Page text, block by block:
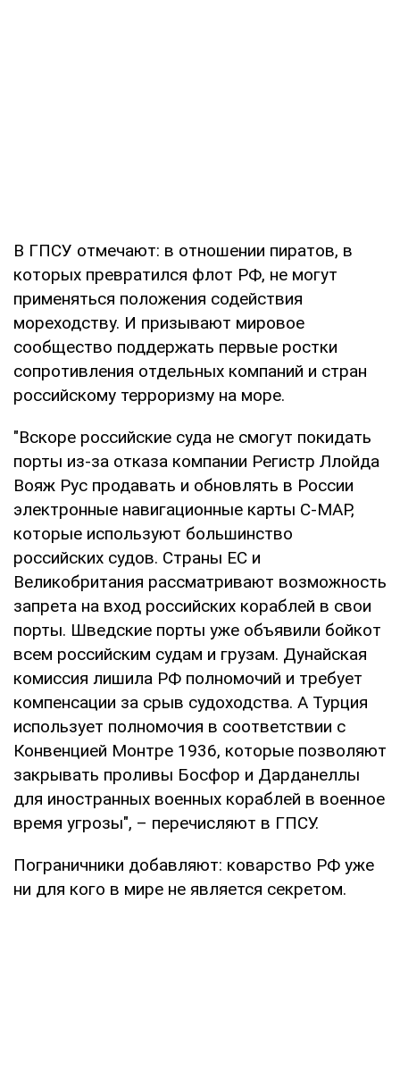
В ГПСУ отмечают: в отношении пиратов, в
которых превратился флот РФ, не могут
применяться положения содействия
мореходству. И призывают мировое
сообщество поддержать первые ростки
сопротивления отдельных компаний и стран
российскому терроризму на море.
"Вскоре российские суда не смогут покидать
порты из-за отказа компании Регистр Ллойда
Вояж Рус продавать и обновлять в России
электронные навигационные карты C-MAP,
которые используют большинство
российских судов. Страны ЕС и
Великобритания рассматривают возможность
запрета на вход российских кораблей в свои
порты. Шведские порты уже объявили бойкот
всем российским судам и грузам. Дунайская
комиссия лишила РФ полномочий и требует
компенсации за срыв судоходства. А Турция
использует полномочия в соответствии с
Конвенцией Монтре 1936, которые позволяют
закрывать проливы Босфор и Дарданеллы
для иностранных военных кораблей в военное
время угрозы", – перечисляют в ГПСУ.
Пограничники добавляют: коварство РФ уже
ни для кого в мире не является секретом.